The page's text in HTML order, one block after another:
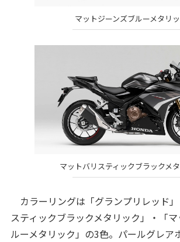
マットジーンズブルーメタリ
マットバリスティックブラックメ
カラーリングは「グランプリレッド
スティックブラックメタリック」・「
ルーメタリック」の3色。パールグレア